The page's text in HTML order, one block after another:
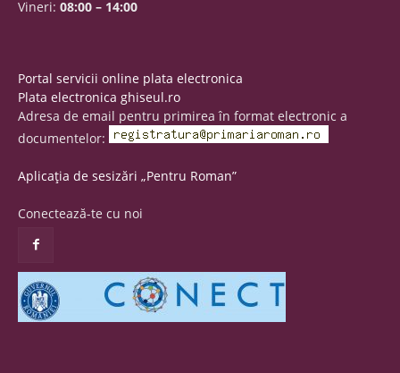
Vineri: 08:00 – 14:00
Portal servicii online plata electronica
Plata electronica ghiseul.ro
Adresa de email pentru primirea în format electronic a
documentelor:
Aplicația de sesizări „Pentru Roman”
Conectează-te cu noi